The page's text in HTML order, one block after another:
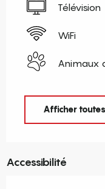
Télévision
WiFi
Animaux
Afficher
Accessibilité